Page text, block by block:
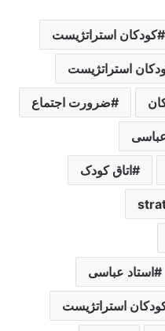
کودکان استراتژیست
استراتژیست
ضرورت اجتماع
اتاق کودک
استاد عباسی
استراتژیست